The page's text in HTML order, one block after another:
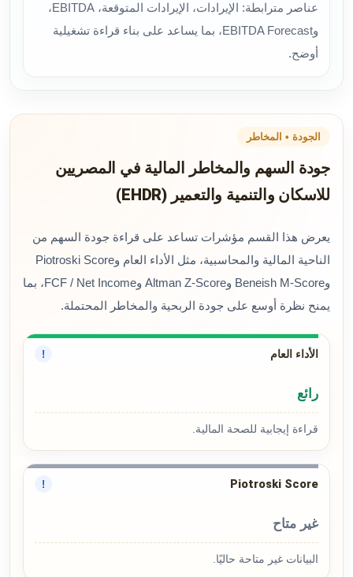
عناصر مترابطة: الإيرادات، الإيرادات المتوقعة، EBITDA،
وEBITDA Forecast، بما يساعد على بناء قراءة تشغيلية
أوضح.
الجودة • المخاطر
جودة السهم والمخاطر المالية في المصريين
للاسكان والتنمية والتعمير (EHDR)
يعرض هذا القسم مؤشرات تساعد على قراءة جودة السهم من
الناحية المالية والمحاسبية، مثل الأداء العام وPiotroski Score
وBeneish M-Score وAltman Z-Score وFCF / Net Income، بما
يمنح نظرة أوسع على جودة الربحية والمخاطر المحتملة.
الأداء العام !
رائع
قراءة إيجابية للصحة المالية.
Piotroski Score
!
غير متاح
البيانات غير متاحة حاليًا.